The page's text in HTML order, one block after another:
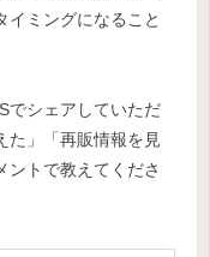
イミングになること
でシェアしていただ
た」「再販情報を見
ントで教えてくださ